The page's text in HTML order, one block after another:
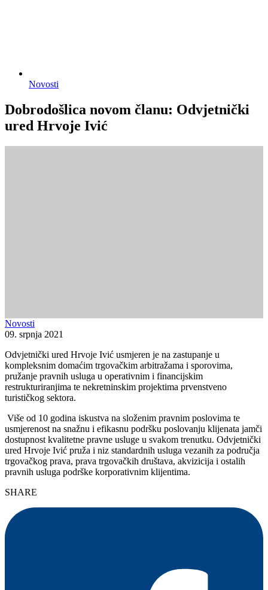
Novosti
Dobrodošlica novom članu: Odvjetnički
ured Hrvoje Ivić
Novosti
09. srpnja 2021
Odvjetnički ured Hrvoje Ivić usmjeren je na zastupanje u
kompleksnim domaćim trgovačkim arbitražama i sporovima,
pružanje pravnih usluga u operativnim i financijskim
restrukturiranjima te nekretninskim projektima prvenstveno
turističkog sektora.
Više od 10 godina iskustva na složenim pravnim poslovima te
usmjerenost na snažnu i efikasnu podršku poslovanju klijenata jamči
dostupnost kvalitetne pravne usluge u svakom trenutku. Odvjetnički
ured Hrvoje Ivić pruža i niz standardnih usluga vezanih za područja
trgovačkog prava, prava trgovačkih društava, akvizicija i ostalih
pravnih usluga podrške korporativnim klijentima.
SHARE